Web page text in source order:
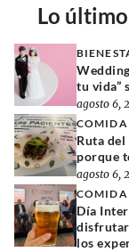
Lo último
tu vida”
agosto 6,
COMIDA
Ruta
porque
agosto 6,
COMIDA
Día
disfrutar
los